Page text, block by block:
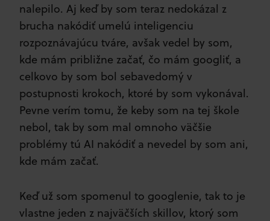
nalepilo. Aj keď by som teraz nedokázal z
brucha nakódiť umelú inteligenciu
rozpoznávajúcu tváre, avšak vedel by som,
kde mám približne začať, čo mám googliť, a
celkovo by som bol sebavedomý v
postupnosti krokoch, ktoré by som vykonával.
Pevne verím tomu, že keby som na tej škole
nebol, tak by som mal omnoho väčšie
problémy tú AI nakódiť a nevedel by som ani,
kde mám začať.
Keď už som spomenul to googlenie, tak to je
vlastne jeden z najväčších skillov, ktorý som